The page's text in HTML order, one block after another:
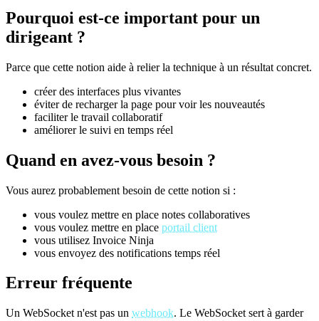
Pourquoi est-ce important pour un
dirigeant ?
Parce que cette notion aide à relier la technique à un résultat concret.
créer des interfaces plus vivantes
éviter de recharger la page pour voir les nouveautés
faciliter le travail collaboratif
améliorer le suivi en temps réel
Quand en avez-vous besoin ?
Vous aurez probablement besoin de cette notion si :
vous voulez mettre en place notes collaboratives
vous voulez mettre en place portail client
vous utilisez Invoice Ninja
vous envoyez des notifications temps réel
Erreur fréquente
Un WebSocket n'est pas un webhook. Le WebSocket sert à garder